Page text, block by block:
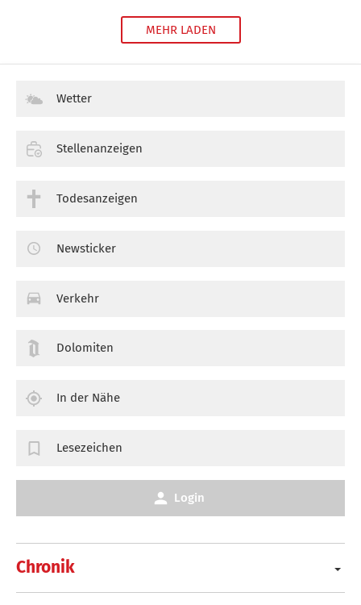
MEHR LADEN
Chronik
Wetter
Stellenanzeigen
Todesanzeigen
Newsticker
Verkehr
Dolomiten
In der Nähe
Lesezeichen
Login